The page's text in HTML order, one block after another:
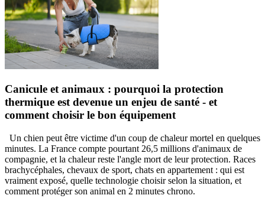
Canicule et animaux : pourquoi la protection
thermique est devenue un enjeu de santé - et
comment choisir le bon équipement
Un chien peut être victime d'un coup de chaleur mortel en quelques
minutes. La France compte pourtant 26,5 millions d'animaux de
compagnie, et la chaleur reste l'angle mort de leur protection. Races
brachycéphales, chevaux de sport, chats en appartement : qui est
vraiment exposé, quelle technologie choisir selon la situation, et
comment protéger son animal en 2 minutes chrono.